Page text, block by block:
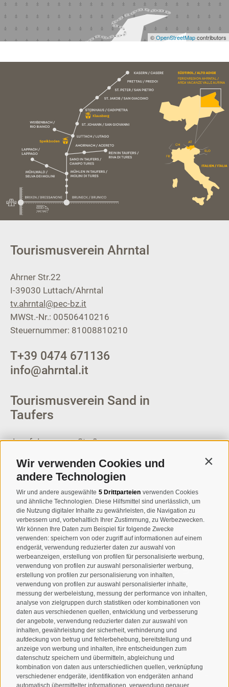
Wir verwenden Cookies und
andere Technologien
Wir und andere ausgewählte 5 Drittparteien verwenden Cookies
und ähnliche Technologien. Diese Hilfsmittel sind unerlässlich, um
die Nutzung digitaler Inhalte zu gewährleisten, die Navigation zu
verbessern und, vorbehaltlich Ihrer Zustimmung, zu Werbezwecken.
Wir können Ihre Daten zum Beispiel für folgende Zwecke
verwenden: speichern von oder zugriff auf informationen auf einem
endgerät, verwendung reduzierter daten zur auswahl von
werbeanzeigen, erstellung von profilen für personalisierte werbung,
verwendung von profilen zur auswahl personalisierter werbung,
erstellung von profilen zur personalisierung von inhalten,
verwendung von profilen zur auswahl personalisierter inhalte,
messung der werbeleistung, messung der performance von inhalten,
analyse von zielgruppen durch statistiken oder kombinationen von
daten aus verschiedenen quellen, entwicklung und verbesserung
der angebote, verwendung reduzierter daten zur auswahl von
inhalten, gewährleistung der sicherheit, verhinderung und
aufdeckung von betrug und fehlerbehebung, bereitstellung und
anzeige von werbung und inhalten, ihre entscheidungen zum
datenschutz speichern und übermitteln, abgleichung und
kombination von daten aus unterschiedlichen quellen, verknüpfung
verschiedener endgeräte, identifikation von endgeräten anhand
automatisch übermittelter informationen, verwendung genauer
©OpenStreetMapcontributors
Tourismusverein Ahrntal
Ahrner Str.22
I-39030 Luttach/Ahrntal
tv.ahrntal@pec-bz.it
MWSt.-Nr.: 00506410216
Steuernummer: 81008810210
T+39 0474 671136
info@ahrntal.it
Tourismusverein Sand in
Taufers
Josef-Jungmann-Str. 8
MWSt.-Nr: 00518320213
T+39 0474 678076
info@taufers.com
Newsletteranmeldung
Ich habe dieDatenschutzbestimmungengelesen und
verstanden und stimme der Verarbeitung meiner
personenbezogenen Daten durch den Verantwortlichen zu